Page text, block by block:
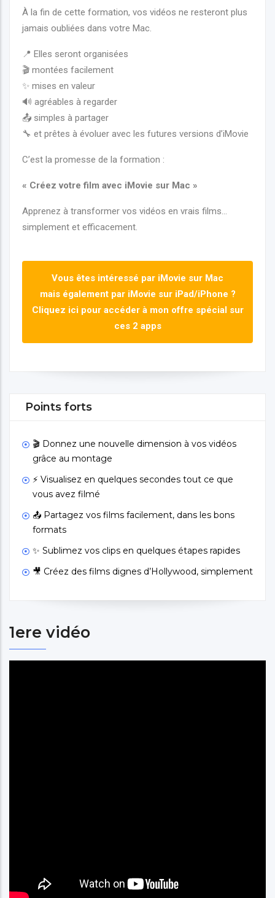
À la fin de cette formation, vos vidéos ne resteront plus
jamais oubliées dans votre Mac.
📍 Elles seront organisées
🎬 montées facilement
✨ mises en valeur
🔊 agréables à regarder
📤 simples à partager
🔧 et prêtes à évoluer avec les futures versions d’iMovie
C’est la promesse de la formation :
« Créez votre film avec iMovie sur Mac »
Apprenez à transformer vos vidéos en vrais films…
simplement et efficacement.
Vous êtes intéressé par iMovie sur Mac
mais également par iMovie sur iPad/iPhone ?
Cliquez ici pour accéder à mon offre spécial sur
ces 2 apps
Points forts
🎬 Donnez une nouvelle dimension à vos vidéos
grâce au montage
⚡ Visualisez en quelques secondes tout ce que
vous avez filmé
📤 Partagez vos films facilement, dans les bons
formats
✨ Sublimez vos clips en quelques étapes rapides
🎥 Créez des films dignes d’Hollywood, simplement
1ere vidéo